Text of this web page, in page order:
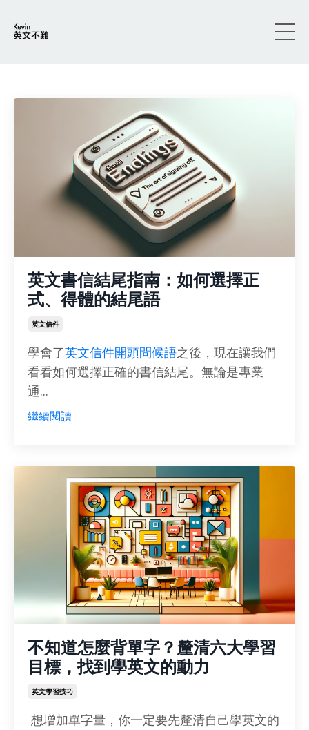
英文書信結尾指南：如何選擇正
式、得體的結尾語
英文信件
學會了英文信件開頭問候語之後，現在讓我們
看看如何選擇正確的書信結尾。無論是專業
通...
繼續閱讀
不知道怎麼背單字？釐清六大學習
目標，找到學英文的動力
英文學習技巧
想增加單字量，你一定要先釐清自己學英文的